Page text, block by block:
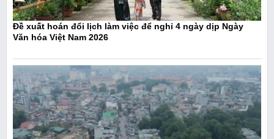
Đề xuất hoán đổi lịch làm việc để nghỉ 4 ngày dịp Ngày
Văn hóa Việt Nam 2026